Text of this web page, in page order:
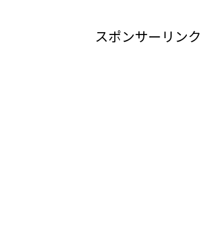
スポンサーリンク